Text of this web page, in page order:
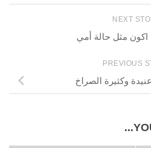
NEXT
مثل حالة أمي
PREVIOUS
وكثيرة الصراخ